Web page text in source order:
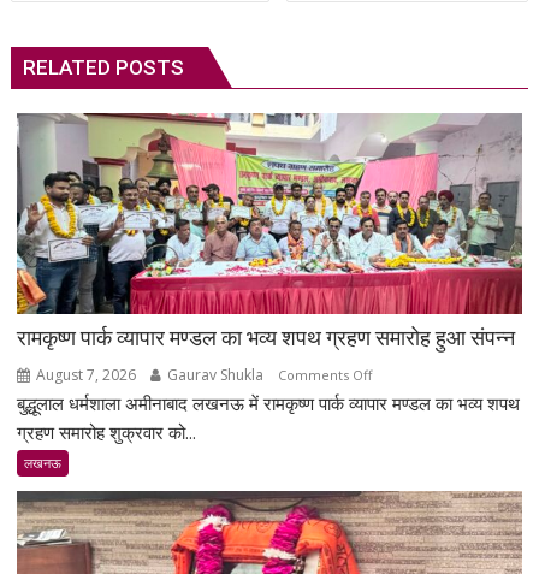
RELATED POSTS
रामकृष्ण पार्क व्यापार मण्डल का भव्य शपथ ग्रहण समारोह हुआ संपन्न
August 7, 2026 Gaurav Shukla Comments Offon
रामकृष्ण
का
भव्य
शपथ
बुद्धूलाल धर्मशाला अमीनाबाद लखनऊ में रामकृष्ण पार्क व्यापार मण्डल का भव्य शपथ
ग्रहण समारोह शुक्रवार को...
लखनऊ